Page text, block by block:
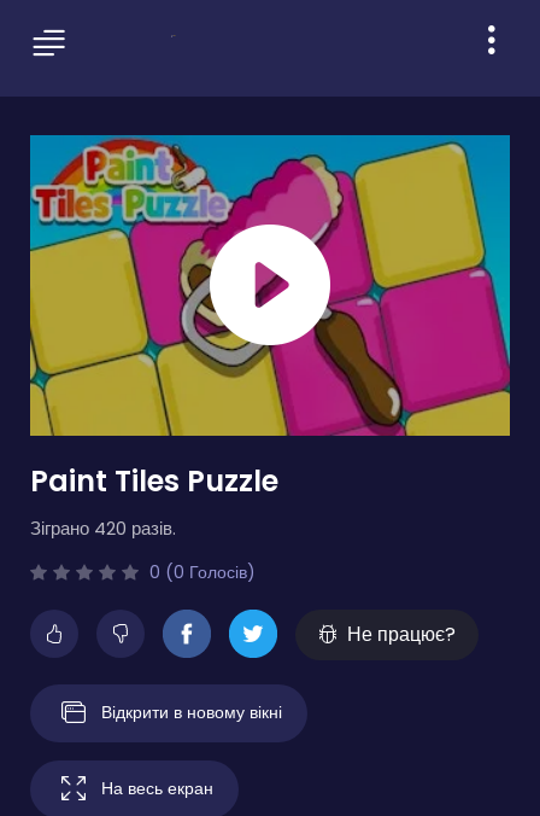
Paint Tiles Puzzle
Зіграно 420 разів.
0 (0 Голосів)
Не працює?
Відкрити в новому вікні
На весь екран